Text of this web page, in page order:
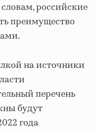
российские
преимущество
на источники
перечень
будут
года